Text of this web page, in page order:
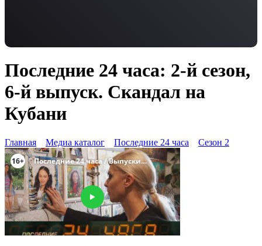
Последние 24 часа: 2-й сезон,
6-й выпуск. Скандал на
Кубани
Главная Медиа каталог Последние 24 часа Сезон 2